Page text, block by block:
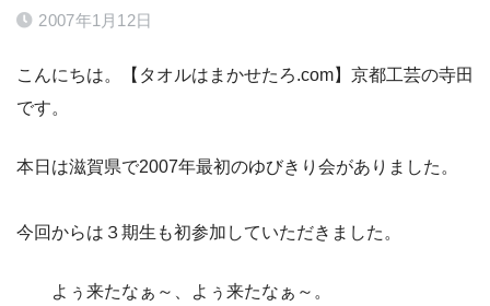
2007年1月12日
こんにちは。【タオルはまかせたろ.com】京都工芸の寺田
です。
本日は滋賀県で2007年最初のゆびきり会がありました。
今回からは３期生も初参加していただきました。
よぅ来たなぁ～、よぅ来たなぁ～。